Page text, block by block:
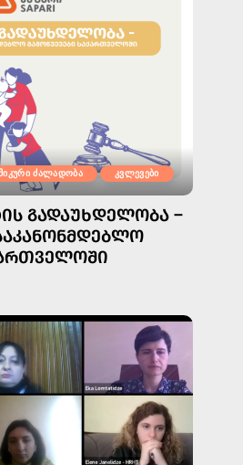
ძალადობა კვლევები
ᲒᲐᲓᲐᲣᲮᲓᲔᲚᲝᲑᲐ –